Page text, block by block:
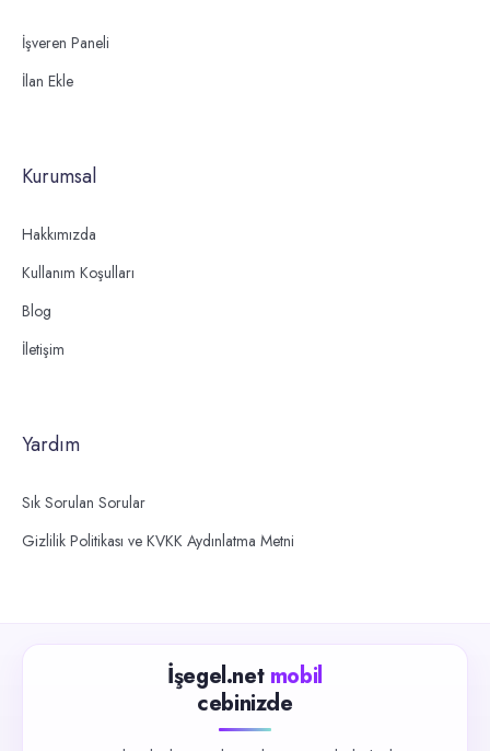
İşveren Paneli
İlan Ekle
Kurumsal
Hakkımızda
Kullanım Koşulları
Blog
İletişim
Yardım
Sık Sorulan Sorular
Gizlilik Politikası ve KVKK Aydınlatma Metni
İşegel.net mobil
cebinizde